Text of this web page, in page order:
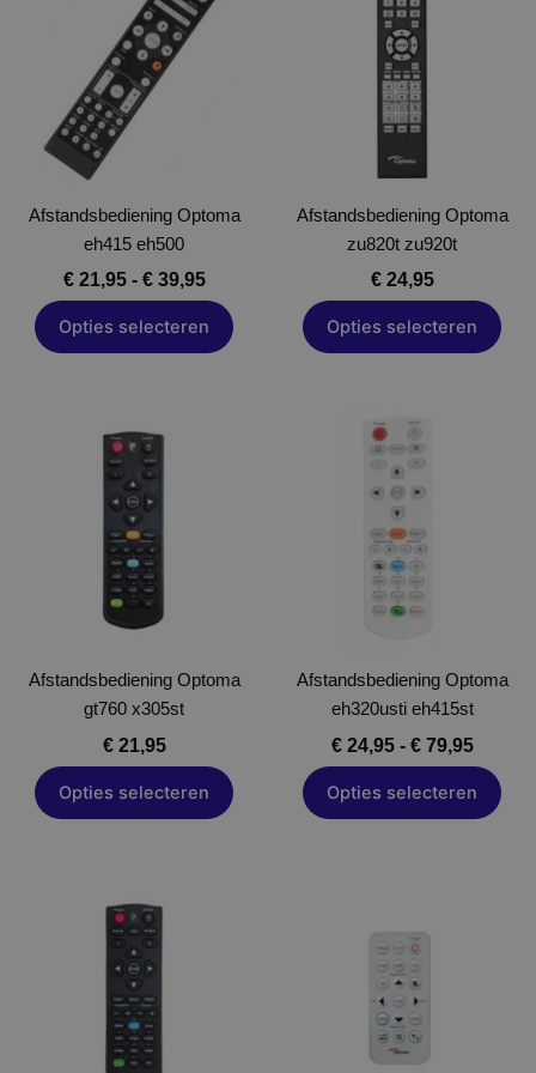
Afstandsbediening Optoma
eh415 eh500
€21,95 - €39,95
Opties selecteren
heeft
meerdere
variaties.
Deze
worden
op
de
productpagina
Afstandsbediening Optoma
zu820t zu920t
€24,95
Opties selecteren
heeft
meerdere
variaties.
Deze
optie
kan
worden
op
de
productpagina
Afstandsbediening Optoma
gt760 x305st
€21,95
Opties selecteren
product
heeft
meerdere
variaties.
Deze
optie
kan
worden
op
de
productpagina
Afstandsbediening Optoma
eh320usti eh415st
€24,95 - €79,95
Opties selecteren
Dit
product
meerdere
variaties.
Deze
optie
kan
worden
op
de
productpagina
product
heeft
meerdere
variaties.
Deze
optie
heeft
meerdere
variaties.
Deze
optie